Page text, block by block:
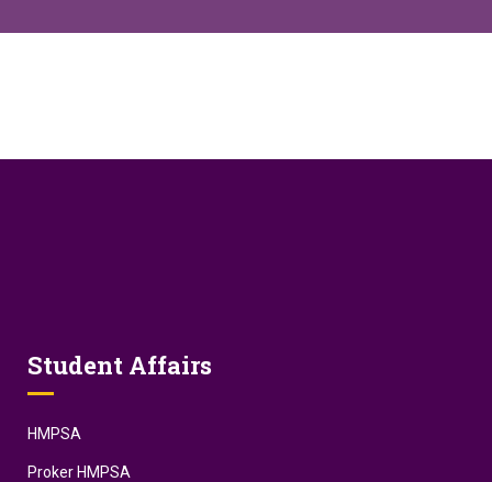
Student Affairs
HMPSA
Proker HMPSA